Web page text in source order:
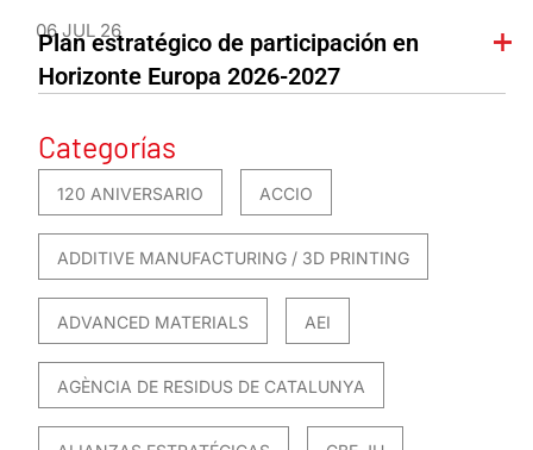
06 JUL 26
Plan estratégico de participación en
Horizonte Europa 2026-2027
Categorías
120 ANIVERSARIO ACCIO
ADDITIVE MANUFACTURING / 3D PRINTING
ADVANCED MATERIALS AEI
AGÈNCIA DE RESIDUS DE CATALUNYA